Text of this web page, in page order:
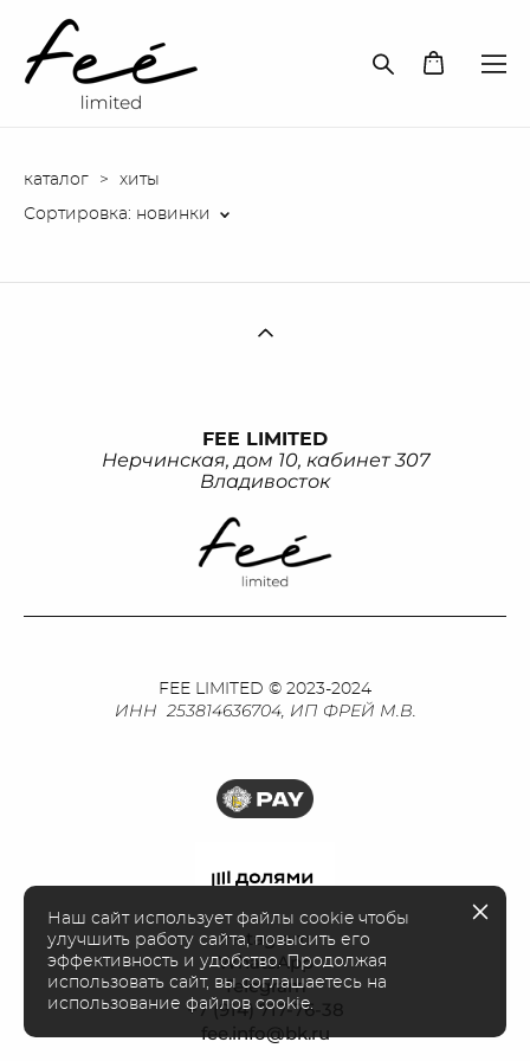
каталог > хиты
Сортировка: новинки
FEE LIMITED
Нерчинская, дом 10, кабинет 307
Владивосток
FEE LIMITED © 2023-2024
ИНН 253814636704, ИП ФРЕЙ М.В.
Instagram
WhatsApp
Telegram
+7 (914) 717-76-38
fee.info@bk.ru
Наш сайт использует файлы cookie чтобы
улучшить работу сайта, повысить его
эффективность и удобство. Продолжая
использовать сайт, вы соглашаетесь на
использование файлов cookie.